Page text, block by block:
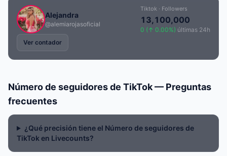
Alejandra
@alemiarojasoficial
Tiktok · Followers
13,100,000
0 (↑ 0.00%) últimas 24h
Ver contador
Número de seguidores de TikTok — Preguntas
frecuentes
¿Qué precisión tiene el Número de seguidores de
TikTok en Livecounts?